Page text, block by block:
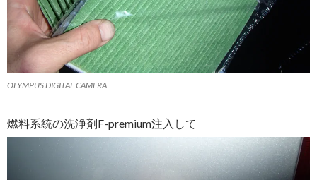
OLYMPUS DIGITAL CAMERA
燃料系統の洗浄剤F-premium注入して